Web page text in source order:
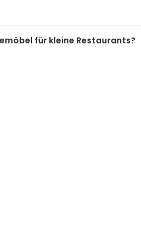
für kleine Restaurants?